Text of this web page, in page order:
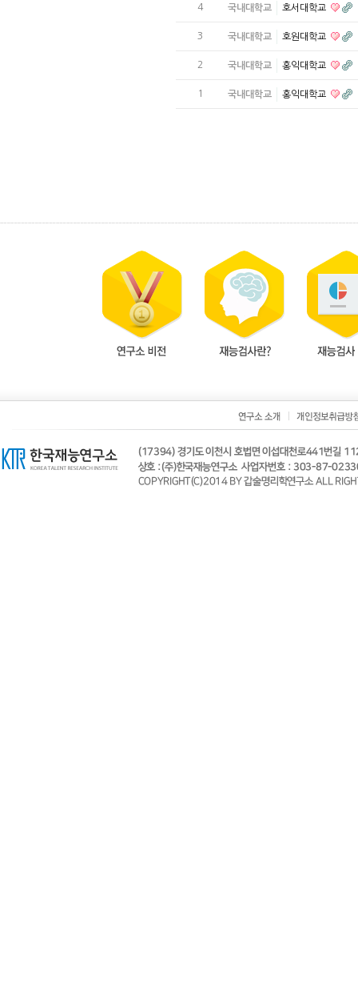
4 국내대학교 호서대학교
3 국내대학교 호원대학교
2 국내대학교 홍익대학교
1 국내대학교 홍익대학교